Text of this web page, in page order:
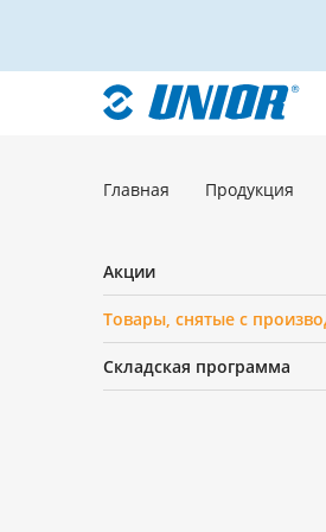
Главная Продукция
Акции
Товары, снятые с
Складская программа